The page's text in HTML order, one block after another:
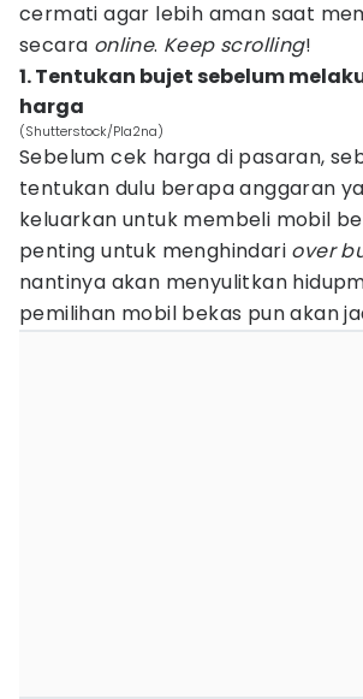
cermati agar lebih aman saat
secara online. Keep scrolling!
1. Tentukan bujet sebelum
harga
(Shutterstock/Pla2na)
Sebelum cek harga di pasaran,
tentukan dulu berapa anggaran
keluarkan untuk membeli mobil
penting untuk menghindari over
nantinya akan menyulitkan
pemilihan mobil bekas pun akan